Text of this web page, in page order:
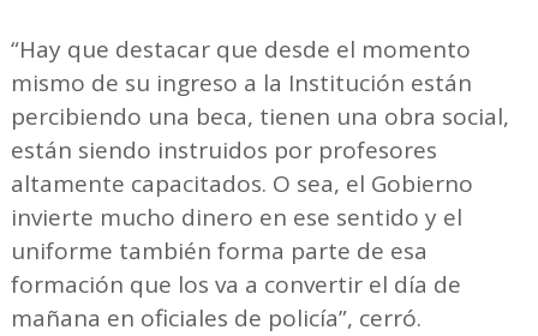
“Hay que destacar que desde el momento
mismo de su ingreso a la Institución están
percibiendo una beca, tienen una obra social,
están siendo instruidos por profesores
altamente capacitados. O sea, el Gobierno
invierte mucho dinero en ese sentido y el
uniforme también forma parte de esa
formación que los va a convertir el día de
mañana en oficiales de policía”, cerró.